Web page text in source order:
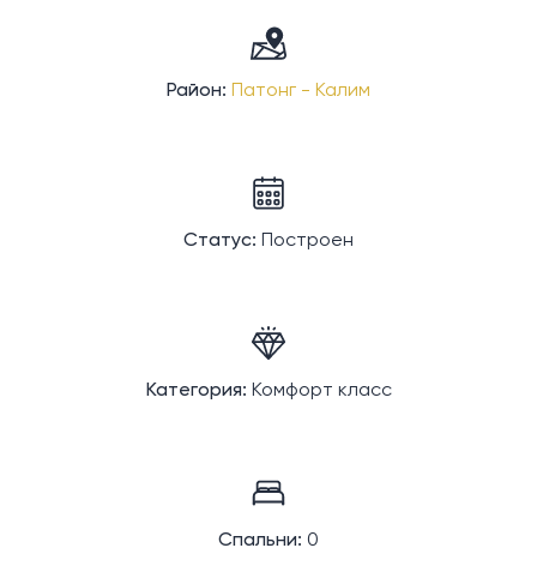
Район: Патонг - Калим
Статус: Построен
Категория: Комфорт класс
Спальни: 0